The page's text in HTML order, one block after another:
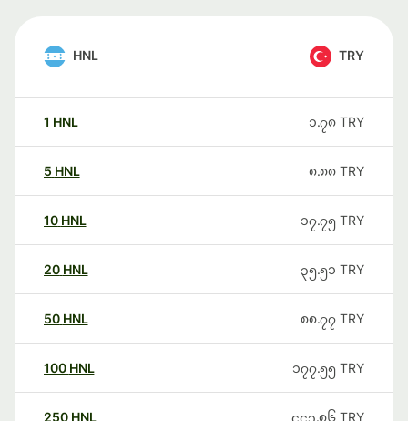
HNL TRY
1 HNL ၁.၇၈ TRY
5 HNL ၈.၈၈ TRY
10 HNL ၁၇.၇၅ TRY
20 HNL ၃၅.၅၁ TRY
50 HNL ၈၈.၇၇ TRY
100 HNL ၁၇၇.၅၅ TRY
250 HNL ၄၄၃.၈၆ TRY